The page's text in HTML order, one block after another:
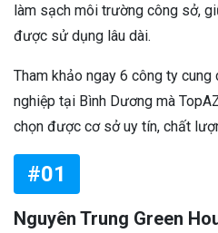
làm sạch môi trường công sở,
được sử dụng lâu dài.
Tham khảo ngay 6 công ty
nghiệp tại Bình Dương mà
chọn được cơ sở uy tín, chất
#01
Nguyên Trung Green